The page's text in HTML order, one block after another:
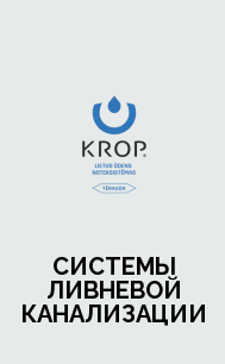
СИСТЕМЫ
ЛИВНЕВОЙ
КАНАЛИЗАЦИИ